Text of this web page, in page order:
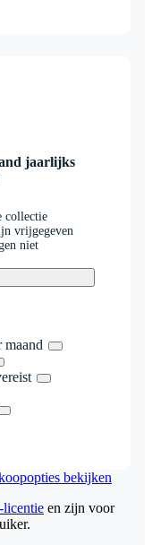
jaarlijks
collectie
vrijgegeven
niet
bekijken
licentie en zijn voor